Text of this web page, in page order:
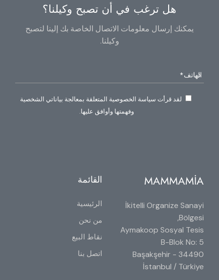
هل ترغب في أن تصبح وكيلنا؟
يمكنك إرسال معلومات الاتصال الخاصة بك إلينا لتصبح
وكيلنا.
لقد قرأت سياسة الخصوصية المتعلقة بمعالجة بياناتي الشخصية
وفهمتها وأوافق عليها.
MAMMAMİA
İkitelli Organize Sanayi
Bölgesi,
Aymakoop Sosyal Tesis
B-Blok No: 5
34490 Başakşehir -
İstanbul / Türkiye
القائمة
الرئيسية
من نحن
نقاط البيع
اتصل بنا